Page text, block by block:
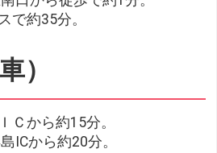
で約35分。
）
から約15分。
ICから約20分。